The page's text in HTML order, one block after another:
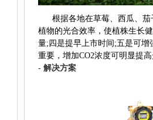
根据各地在草莓、西瓜、茄
植物的光合效率，使植株生长
量;四是提早上市时间;五是可
重要，增加CO2浓度可明显提
- 解决方案